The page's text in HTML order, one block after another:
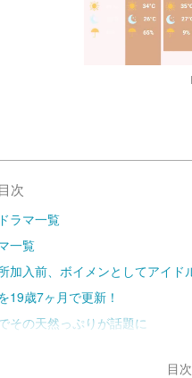
次
ラマ一覧
一覧
加入前、ボイメンとしてアイド
19歳7ヶ月で更新！
その天然っぷりが話題に
目